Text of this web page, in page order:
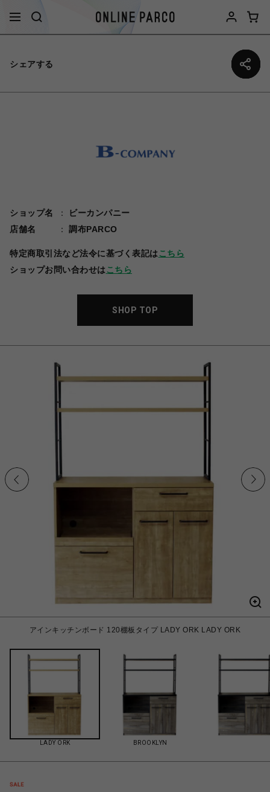
アインキッチンボード 120棚板タイプ LADY ORK LADY ORK
LADY ORK BROOKLYN
シェアする
ショップ名
ビーカンパニー
店舗名
調布PARCO
特定商取引法など法令に基づく表記はこちら
ショップお問い合わせはこちら
SHOP TOP